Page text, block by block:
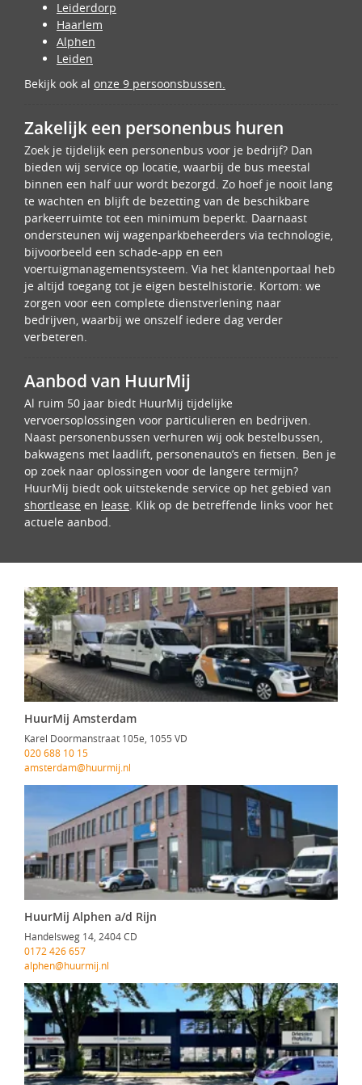
Leiderdorp
Haarlem
Alphen
Leiden
Bekijk ook al onze 9 persoonsbussen.
Zakelijk een personenbus huren
Zoek je tijdelijk een personenbus voor je bedrijf? Dan
bieden wij service op locatie, waarbij de bus meestal
binnen een half uur wordt bezorgd. Zo hoef je nooit lang
te wachten en blijft de bezetting van de beschikbare
parkeerruimte tot een minimum beperkt. Daarnaast
ondersteunen wij wagenparkbeheerders via technologie,
bijvoorbeeld een schade-app en een
voertuigmanagementsysteem. Via het klantenportaal heb
je altijd toegang tot je eigen bestelhistorie. Kortom: we
zorgen voor een complete dienstverlening naar
bedrijven, waarbij we onszelf iedere dag verder
verbeteren.
Aanbod van HuurMij
Al ruim 50 jaar biedt HuurMij tijdelijke
vervoersoplossingen voor particulieren en bedrijven.
Naast personenbussen verhuren wij ook bestelbussen,
bakwagens met laadlift, personenauto’s en fietsen. Ben je
op zoek naar oplossingen voor de langere termijn?
HuurMij biedt ook uitstekende service op het gebied van
shortlease en lease. Klik op de betreffende links voor het
actuele aanbod.
HuurMij Amsterdam
Karel Doormanstraat 105e, 1055 VD
020 688 10 15
amsterdam@huurmij.nl
HuurMij Alphen a/d Rijn
Handelsweg 14, 2404 CD
0172 426 657
alphen@huurmij.nl